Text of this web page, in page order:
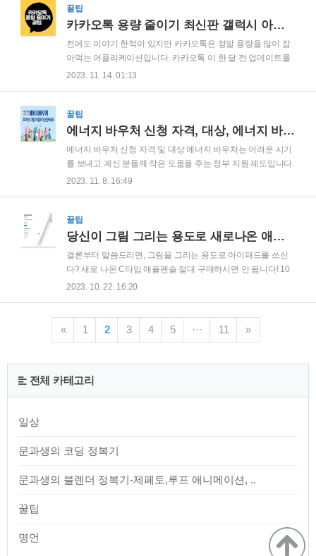
인 창조기업 및 예비창업자제외 대상: - 타 직장에 재직중인 자
(해당 기업 4대보험 가입자)- 1인 창조기업 육성에 관한 법률 제
가 운영하는 1인 창조기업 관련 지원을 받고 있는 자- 금융기관
등의 채무불이행 중인 자- 숙박, 유흥업 및 음식점 등 1인 창조기
업 범위에서 제외되는 업종(공고문 참고)신청 방법접수 방법: 이
메일(bizcom..
꿀팁
카카오톡 용량 줄이기 최신판 갤럭시 아이폰 용량 늘리는 방법
전에도 이야기 한적이 있지만 카카오톡은 정말 용량을 많이 잡
아먹는 어플리케이션입니다. 카카오톡 이 한 달 전 업데이트를
통해 캐시 용량을 쉽게 파악하고 관리할 수 있게 만들었습니다.
이 기능이 나왔습니다. 이에 대해서 지금부터 차근 차근 설명해
드리겠습니다. 먼저 카카오톡을 접속하셔서 기본화면에서 오른
러서 설정으로 들어갑니다 다음으로 스크롤을 내려서 앱관리라
는 항목까지 갑니다. 앱관리를 터치합니다. 그러면 다음과 같은
화면이 뜨는데, 여기서 저장공간 관리를 누릅니다. 그럼 다음과
같은 화면이 뜨게 되는데, 이 화면이 전에..
2023. 11. 14. 01:13
꿀팁
에너지 바우처 신청 자격, 대상, 에너지 바우처 잔액 조회 가이드
에너지 바우처 신청 자격 및 대상 에너지 바우처는 어려운 시기
를 보내고 계신 분들께 작은 도움을 주는 정부 지원 제도입니다.
바우처 신청 자격은 소득 기준과 세대원 특성 기준을 모두 만족
세대원 특성기준 노인, 영유아, 장애인, 임산부, 중증/희귀 질환
자 등 특정 세대원을 포함하는 가정이 신청 가능합니다. 신청 대
록표 상의 세대원, 수급자의 친족, 또는 담당 공무원일 수 있습
니다. 어떻게 신청하나요? 방문해서 신청하기: 거주지 읍·면사
무소나 동 주민센터에서 직접 신청합니다. 공무원이 대신 신청
해 드립니다: 거동이 불편하신 분들..
2023. 11. 8. 16:49
꿀팁
당신이 그림 그리는 용도로 새로나온 애플펜슬을 사면 안되는 이유-아이패드 10세대, 아이패드 미니 1세대 펜슬 살까 새로운거 살까 고민 된다면!
결론부터 말씀드리면, 그림을 그리는 용도로 아이패드를 쓰신
다? 새로 나온 C타입 애플펜슬 절대 구매하시면 안 됩니다! 10
월 17일 애플은 새로운 애플펜슬을 출시했습니다. 애플펜슬 3
에는 바로 아이패드 10세대의 사용자를 겨냥한 것에 있습니다.
그 증거로 애플은 이미 아이패드 10세대 모델의 상세페이지에
하는데, 펜은 1세대만 지원해서 이를 충전하기 위해선, 바로 이
런 이상한 어뎁터를 가지고 있어야지만 충전이 가능 했기 때문
2023. 10. 22. 16:20
« 1 2 3 4 5 ··· 11 »
전체 카테고리
일상
문과생의 코딩 정복기
문과생의 블렌더 정복기-제페토,루프 애니메이션, ..
꿀팁
명언